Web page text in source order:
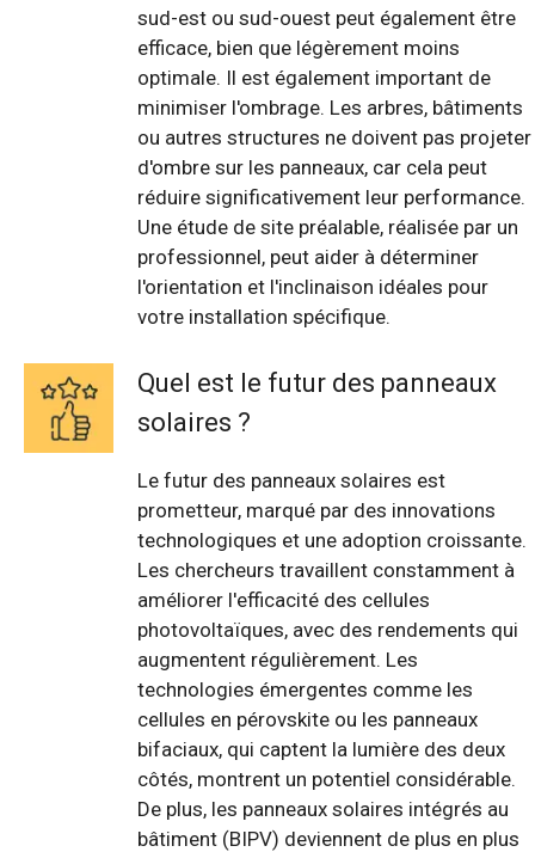
sud-est ou sud-ouest peut également être
efficace, bien que légèrement moins
optimale. Il est également important de
minimiser l'ombrage. Les arbres, bâtiments
ou autres structures ne doivent pas projeter
d'ombre sur les panneaux, car cela peut
réduire significativement leur performance.
Une étude de site préalable, réalisée par un
professionnel, peut aider à déterminer
l'orientation et l'inclinaison idéales pour
votre installation spécifique.
Quel est le futur des panneaux
solaires ?
Le futur des panneaux solaires est
prometteur, marqué par des innovations
technologiques et une adoption croissante.
Les chercheurs travaillent constamment à
améliorer l'efficacité des cellules
photovoltaïques, avec des rendements qui
augmentent régulièrement. Les
technologies émergentes comme les
cellules en pérovskite ou les panneaux
bifaciaux, qui captent la lumière des deux
côtés, montrent un potentiel considérable.
De plus, les panneaux solaires intégrés au
bâtiment (BIPV) deviennent de plus en plus